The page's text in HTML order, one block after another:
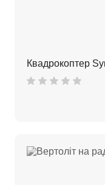
Квадрокоптер